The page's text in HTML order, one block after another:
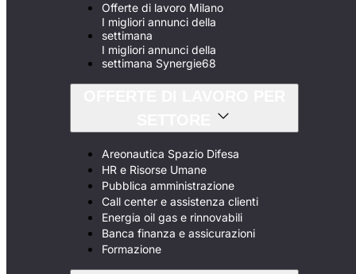
Offerte di lavoro Milano
I migliori annunci della
settimana
I migliori annunci della
settimana Synergie68
Areonautica Spazio Difesa
HR e Risorse Umane
Pubblica amministrazione
Call center e assistenza clienti
Energia oil gas e rinnovabili
Banca finanza e assicurazioni
Formazione